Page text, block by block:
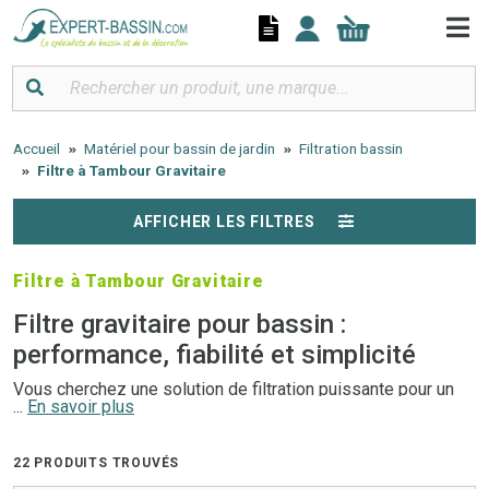
Accueil Matériel pour bassin de jardin
Filtration bassin
Filtre à Tambour Gravitaire
AFFICHER LES FILTRES
Filtre à Tambour Gravitaire
Filtre gravitaire pour bassin :
performance, fiabilité et simplicité
Vous cherchez une solution de filtration puissante pour un
bassin ? Lefiltre gravitaire
maintenant un débit élevé. Silencieux, facile à entretenir et
... En savoir plus
22 PRODUITS TROUVÉS
Panneau de gestion des cookies